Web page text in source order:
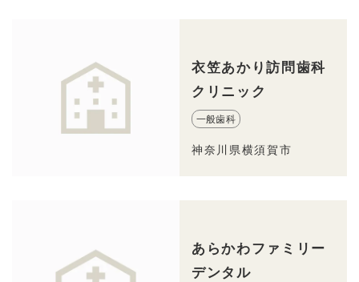
衣笠あかり訪問歯科
クリニック
一般歯科
神奈川県横須賀市
あらかわファミリー
デンタル